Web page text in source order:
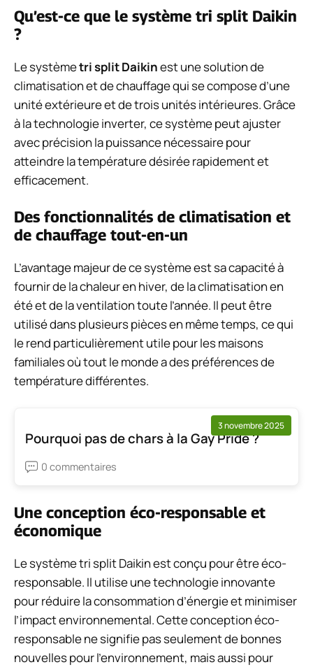
Qu’est-ce que le système tri split Daikin
?
Le systèmetri split Daikinest une solution de
climatisation et de chauffage qui se compose d’une
unité extérieure et de trois unités intérieures. Grâce
à la technologie inverter, ce système peut ajuster
avec précision la puissance nécessaire pour
atteindre la température désirée rapidement et
efficacement.
Des fonctionnalités de climatisation et
de chauffage tout-en-un
L’avantage majeur de ce système est sa capacité à
fournir de la chaleur en hiver, de la climatisation en
été et de la ventilation toute l’année. Il peut être
utilisé dans plusieurs pièces en même temps, ce qui
le rend particulièrement utile pour les maisons
familiales où tout le monde a des préférences de
température différentes.
3 novembre 2025
Pourquoi pas de chars à la Gay Pride ?
0 commentaires
Une conception éco-responsable et
économique
Le système tri split Daikin est conçu pour être éco-
responsable. Il utilise une technologie innovante
pour réduire la consommation d’énergie et minimiser
l’impact environnemental. Cette conception éco-
responsable ne signifie pas seulement de bonnes
nouvelles pour l’environnement, mais aussi pour